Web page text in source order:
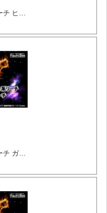
シナリオ&バトル系リーチ ヒョウリーチ
シナリオ&バトル系リーチ ガルダリーチ